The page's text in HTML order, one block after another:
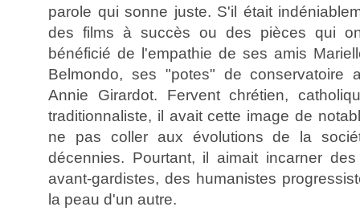
parole qui sonne juste. S'il était
des films à succès ou des pièces qui
bénéficié de l'empathie de ses amis
Belmondo, ses "potes" de conservatoire
Annie Girardot. Fervent chrétien,
traditionnaliste, il avait cette image de
ne pas coller aux évolutions de la
décennies. Pourtant, il aimait incarner
avant-gardistes, des humanistes
la peau d'un autre.